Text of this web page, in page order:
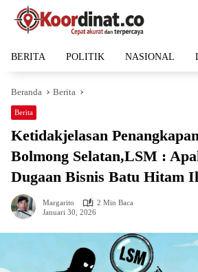
Langsung
BERITA POLITIK NASIONAL
Beranda Berita
Berita
Ketidakjelasan
Bolmong Selatan,LSM :
Dugaan Bisnis Batu Hitam
Margarito
2 Min Baca
Januari 30, 2026